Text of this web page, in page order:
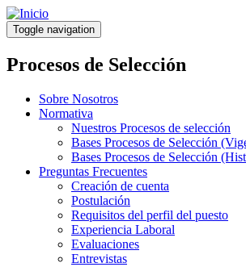
Pasar
al
contenido
principal
Toggle navigation
Procesos de Selección
Sobre Nosotros
Normativa
Nuestros Procesos de selección
Bases Procesos de Selección
Bases Procesos de Selección
Preguntas Frecuentes
Creación de cuenta
Postulación
Requisitos del perfil del puesto
Experiencia Laboral
Evaluaciones
Entrevistas